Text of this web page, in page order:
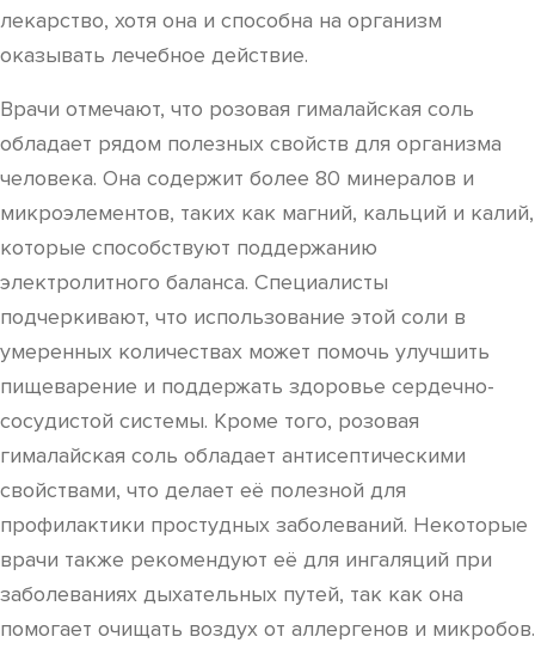
лекарство, хотя она и способна на организм
оказывать лечебное действие.
Врачи отмечают, что розовая гималайская соль
обладает рядом полезных свойств для организма
человека. Она содержит более 80 минералов и
микроэлементов, таких как магний, кальций и калий,
которые способствуют поддержанию
электролитного баланса. Специалисты
подчеркивают, что использование этой соли в
умеренных количествах может помочь улучшить
пищеварение и поддержать здоровье сердечно-
сосудистой системы. Кроме того, розовая
гималайская соль обладает антисептическими
свойствами, что делает её полезной для
профилактики простудных заболеваний. Некоторые
врачи также рекомендуют её для ингаляций при
заболеваниях дыхательных путей, так как она
помогает очищать воздух от аллергенов и микробов.